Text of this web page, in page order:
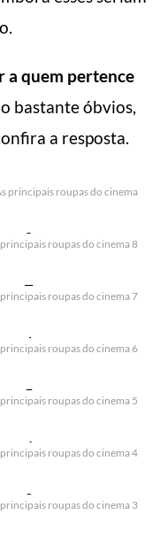
a quem pertence
bastante óbvios,
a resposta.
principais roupas do cinema
roupas do cinema 8
roupas do cinema 7
roupas do cinema 6
roupas do cinema 5
roupas do cinema 4
roupas do cinema 3